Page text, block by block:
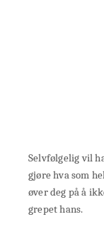
Selvfølgelig vil
gjøre hva som
øver deg på å
grepet hans.